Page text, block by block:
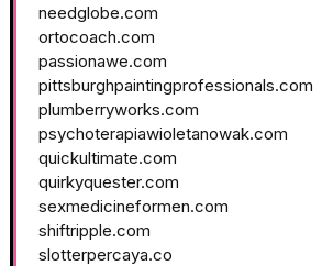
needglobe.com
ortocoach.com
passionawe.com
pittsburghpaintingprofessionals.com
plumberryworks.com
psychoterapiawioletanowak.com
quickultimate.com
quirkyquester.com
sexmedicineformen.com
shiftripple.com
slotterpercaya.co